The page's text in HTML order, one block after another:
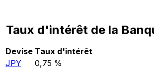
Taux d'intérêt de la
Devise Taux d'intérêt
JPY
0,75 %